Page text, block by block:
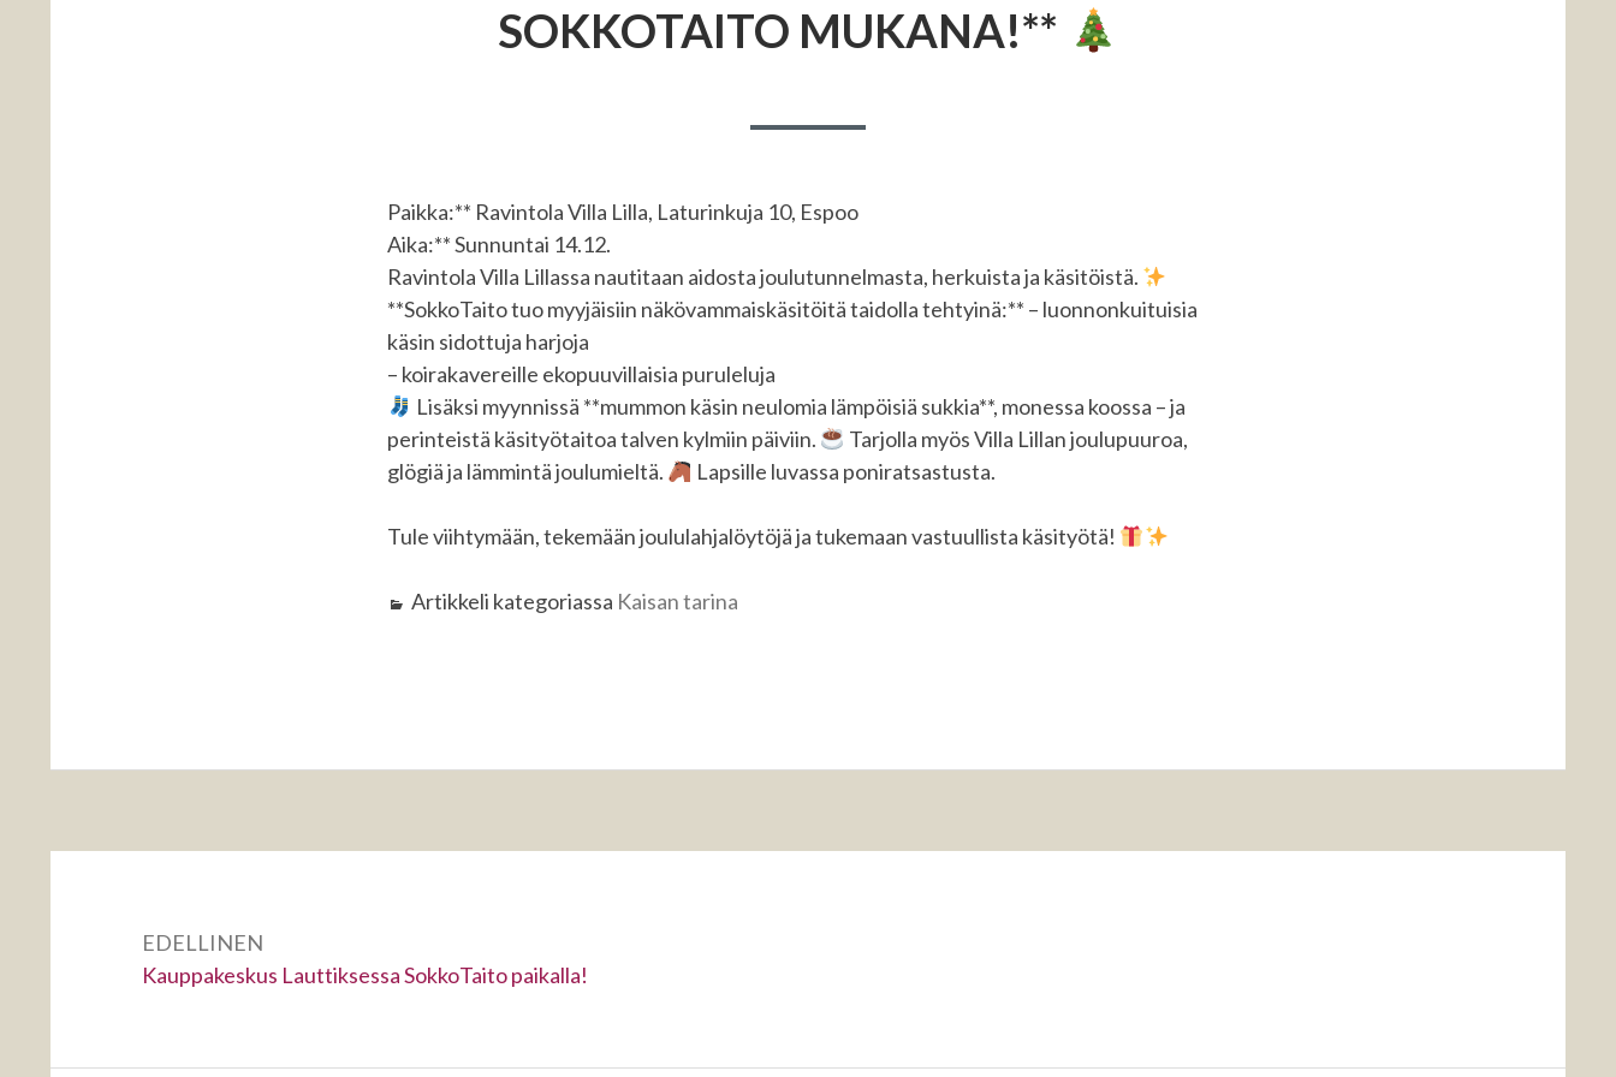
SOKKOTAITO MUKANA!**
Paikka:** Ravintola Villa Lilla, Laturinkuja 10, Espoo
Aika:** Sunnuntai 14.12.
Ravintola Villa Lillassa nautitaan aidosta joulutunnelmasta, herkuista ja käsitöistä.
**SokkoTaito tuo myyjäisiin näkövammaiskäsitöitä taidolla tehtyinä:** – luonnonkuituisia
käsin sidottuja harjoja
– koirakavereille ekopuuvillaisia puruleluja
Lisäksi myynnissä **mummon käsin neulomia lämpöisiä sukkia**, monessa koossa – ja
perinteistä käsityötaitoa talven kylmiin päiviin.
Tarjolla myös Villa Lillan joulupuuroa,
glögiä ja lämmintä joulumieltä.
Lapsille luvassa poniratsastusta.
Tule viihtymään, tekemään joululahjalöytöjä ja tukemaan vastuullista käsityötä!
Artikkeli kategoriassa Kaisan tarina
EDELLINEN
Edellinen:
Kauppakeskus Lauttiksessa SokkoTaito paikalla!